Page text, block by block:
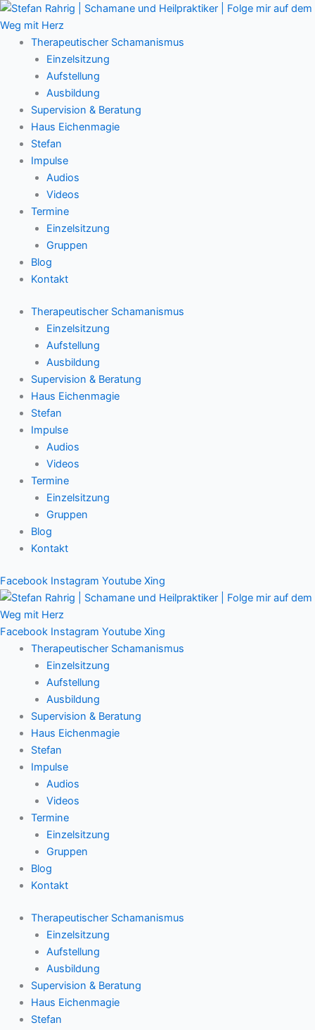
Zum
Inhalt
springenTherapeutischer Schamanismus
Einzelsitzung
Aufstellung
Ausbildung
Supervision & Beratung
Haus Eichenmagie
Stefan
Impulse
Audios
Videos
Termine
Einzelsitzung
Gruppen
Blog
Kontakt
Therapeutischer Schamanismus
Einzelsitzung
Aufstellung
Ausbildung
Supervision & Beratung
Haus Eichenmagie
Stefan
Impulse
Audios
Videos
Termine
Einzelsitzung
Gruppen
Blog
Kontakt
Facebook Instagram Youtube Xing
Facebook Instagram Youtube Xing
Therapeutischer Schamanismus
Einzelsitzung
Aufstellung
Ausbildung
Supervision & Beratung
Haus Eichenmagie
Stefan
Impulse
Audios
Videos
Termine
Einzelsitzung
Gruppen
Blog
Kontakt
Therapeutischer Schamanismus
Einzelsitzung
Aufstellung
Ausbildung
Supervision & Beratung
Haus Eichenmagie
Stefan
Main
Menu